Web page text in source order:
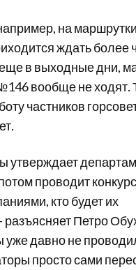
на
ждать более
в выходные дни,
вообще не ходят.
частников
утверждает
проводит
кто будет их
разъясняет Петро
уже давно не
просто сами